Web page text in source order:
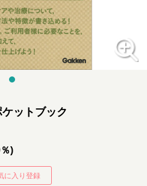
ットブック
)
に入り登録